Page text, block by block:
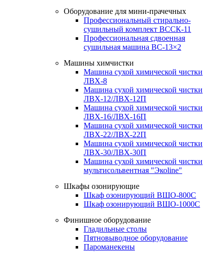
Оборудование для мини-прачечных
Профессиональный стирально-
сушильный комплект ВССК-11
Профессиональная сдвоенная
сушильная машина ВС-13×2
Машины химчистки
Машина сухой химической чистки
ЛВХ-8
Машина сухой химической чистки
ЛВХ-12/ЛВХ-12П
Машина сухой химической чистки
ЛВХ-16/ЛВХ-16П
Машина сухой химической чистки
ЛВХ-22/ЛВХ-22П
Машина сухой химической чистки
ЛВХ-30/ЛВХ-30П
Машина сухой химической чистки
мультисольвентная "Экоline"
Шкафы озонирующие
Шкаф озонирующий ВШО-800С
Шкаф озонирующий ВШО-1000С
Финишное оборудование
Гладильные столы
Пятновыводное оборудование
Пароманекены